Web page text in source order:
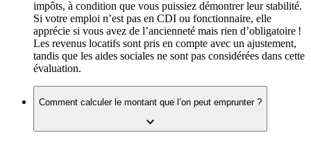
impôts, à condition que vous puissiez démontrer leur stabilité.
Si votre emploi n’est pas en CDI ou fonctionnaire, elle
apprécie si vous avez de l’ancienneté mais rien d’obligatoire !
Les revenus locatifs sont pris en compte avec un ajustement,
tandis que les aides sociales ne sont pas considérées dans cette
évaluation.
Comment calculer le montant que l’on peut emprunter ?